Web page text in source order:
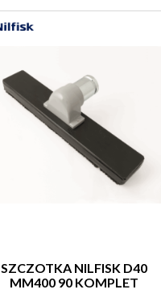
SZCZOTKA NILFISK D40
MM400 90 KOMPLET